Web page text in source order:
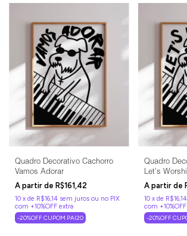
Quadro Decorativo Cachorro
Vamos Adorar
R$161,42
10 x de R$16,14 sem juros
-20%OFF CUPOM PAI20
Quadro
Let's
10 x de R$16,14
-20%OFF